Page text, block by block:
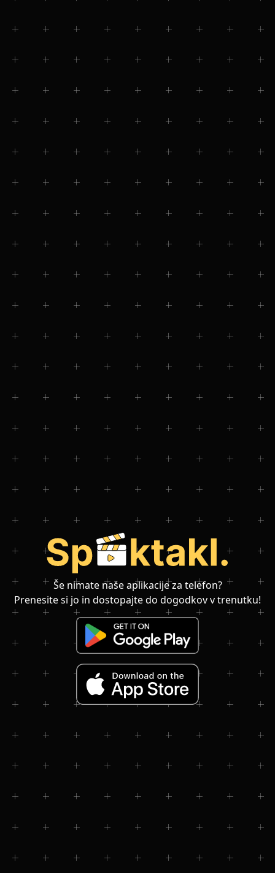
Še nimate naše aplikacije za telefon?
Prenesite si jo in dostopajte do dogodkov v trenutku!